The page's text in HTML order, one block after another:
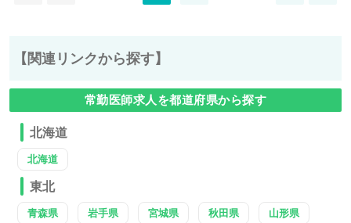
【関連リンクから探す】
常勤医師求人を都道府県から探す
北海道
北海道
東北
青森県 岩手県 宮城県 秋田県 山形県